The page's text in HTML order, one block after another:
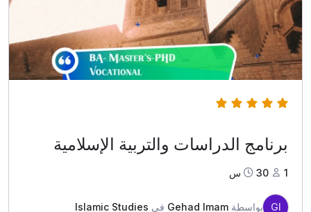
برنامج الدراسات والتربية الإسلامية
1 30س
GI بواسطة Gehad Imam في Islamic Studies